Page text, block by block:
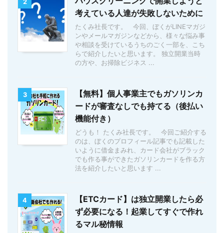
2
考えている人達が失敗しないために
たくみ社長です。 今回、ぼくがLINEマガジ
ンやメールマガジンなどから、様々な悩み事
や相談を受けているうちのごく一部を、こち
らで紹介したいと思います。 独立開業当時
の方や、お掃除ビジネス ...
3
【無料】個人事業主でもガソリンカ
ードが審査なしでも持てる（後払い
機能付き）
どうも！ たくみ社長です。 今回ご紹介する
のは、ぼくのプロフィール記事でも記載した
いように借金まみれ、カード会社がブラック
でも作る事ができたガソリンカードを作る方
法を紹介したいと思います ...
4
【ETCカード】は独立開業したら必
ず必要になる！起業してすぐで作れ
るマル秘情報